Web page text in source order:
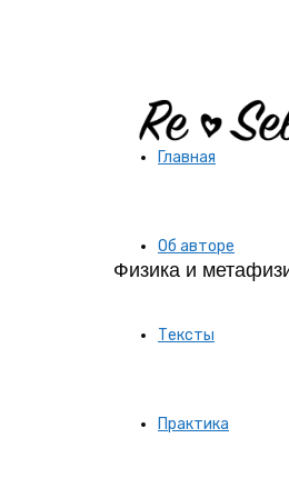
Re-
Self
Физика и
Главная
Об авторе
Тексты
Практика